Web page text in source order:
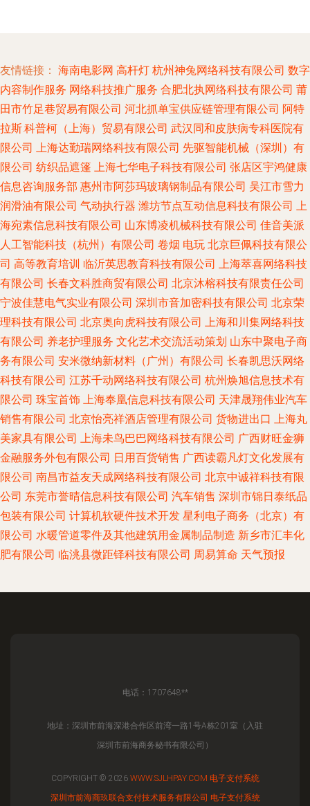
友情链接： 海南电影网 高杆灯 杭州神兔网络科技有限公司 数字
内容制作服务 网络科技推广服务 合肥北执网络科技有限公司 莆
田市竹足巷贸易有限公司 河北抓单宝供应链管理有限公司 阿特
拉斯.科普柯（上海）贸易有限公司 武汉同和皮肤病专科医院有
限公司 上海达勤瑞网络科技有限公司 先驱智能机械（深圳）有
限公司 纺织品遮篷 上海七华电子科技有限公司 张店区宇鸿健康
信息咨询服务部 惠州市阿莎玛玻璃钢制品有限公司 吴江市雪力
润滑油有限公司 气动执行器 潍坊节点互动信息科技有限公司 上
海宛素信息科技有限公司 山东博凌机械科技有限公司 佳音美派
人工智能科技（杭州）有限公司 卷烟 电玩 北京巨佩科技有限公
司 高等教育培训 临沂英思教育科技有限公司 上海萃喜网络科技
有限公司 长春文科胜商贸有限公司 北京沐榕科技有限责任公司
宁波佳慧电气实业有限公司 深圳市音加密科技有限公司 北京荣
理科技有限公司 北京奥向虎科技有限公司 上海和川集网络科技
有限公司 养老护理服务 文化艺术交流活动策划 山东中聚电子商
务有限公司 安米微纳新材料（广州）有限公司 长春凯思沃网络
科技有限公司 江苏千动网络科技有限公司 杭州焕旭信息技术有
限公司 珠宝首饰 上海奉凰信息科技有限公司 天津晟翔伟业汽车
销售有限公司 北京怡亮祥酒店管理有限公司 货物进出口 上海丸
美家具有限公司 上海未鸟巴巴网络科技有限公司 广西财旺金狮
金融服务外包有限公司 日用百货销售 广西读霸凡灯文化发展有
限公司 南昌市益友天成网络科技有限公司 北京中诚祥科技有限
公司 东莞市誉晴信息科技有限公司 汽车销售 深圳市锦日泰纸品
包装有限公司 计算机软硬件技术开发 星利电子商务（北京）有
限公司 水暖管道零件及其他建筑用金属制品制造 新乡市汇丰化
肥有限公司 临洮县微距铎科技有限公司 周易算命 天气预报
电话：1707648**
地址：深圳市前海深港合作区前湾一路1号A栋201室（入驻
深圳市前海商务秘书有限公司）
COPYRIGHT © 2026 WWW.SJLHPAY.COM 电子支付系统
深圳市前海商玖联合支付技术服务有限公司 电子支付系统